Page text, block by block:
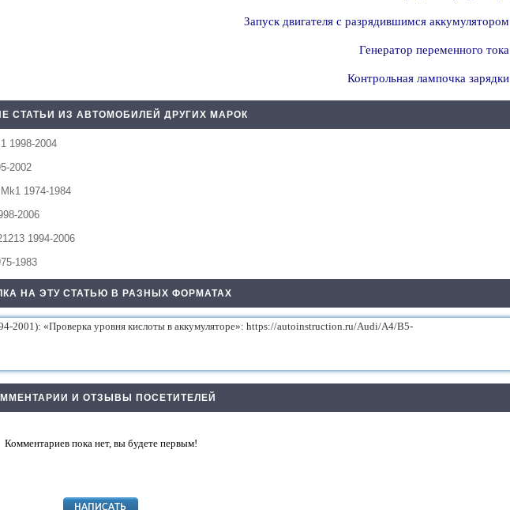
Запуск двигателя с разрядившимся аккумулятором
Генератор переменного тока
Контрольная лампочка зарядки
СТАТЬИ ИЗ АВТОМОБИЛЕЙ ДРУГИХ МАРОК
1998-2004
2002
1974-1984
2006
1994-2006
1983
НА ЭТУ СТАТЬЮ В РАЗНЫХ ФОРМАТАХ
И ОТЗЫВЫ ПОСЕТИТЕЛЕЙ
Комментариев пока нет, вы будете первым!